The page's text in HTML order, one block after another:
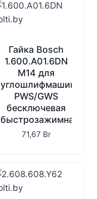
Гайка Bosch
1.600.A01.6DN
M14 для
углошлифмашин
PWS/GWS
бесключевая
быстрозажимная
71,67 Br